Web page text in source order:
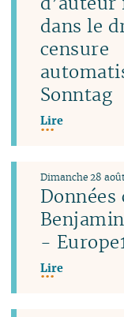
dans le
censure
Sonntag
Lire
-
Dimanche 28
Lire